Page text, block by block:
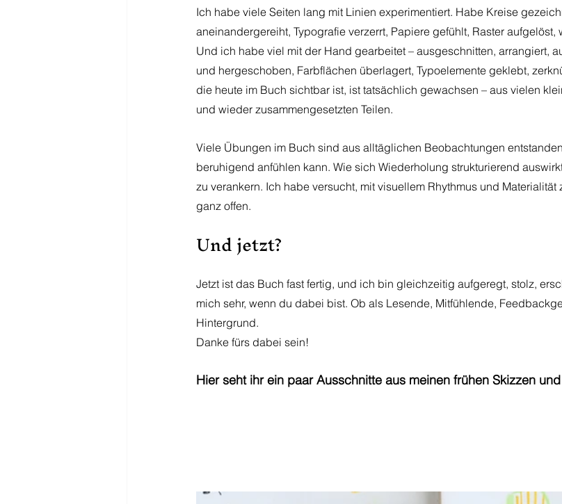
Ich habe viele Seiten lang mit Linien experimentiert. Habe Kreise
aneinandergereiht, Typografie verzerrt, Papiere gefühlt, Raster aufgelöst,
Und ich habe viel mit der Hand gearbeitet – ausgeschnitten, arrangiert,
und hergeschoben, Farbflächen überlagert, Typoelemente geklebt,
die heute im Buch sichtbar ist, ist tatsächlich gewachsen – aus vielen
und wieder zusammengesetzten Teilen.
Viele Übungen im Buch sind aus alltäglichen Beobachtungen
beruhigend anfühlen kann. Wie sich Wiederholung strukturierend
zu verankern. Ich habe versucht, mit visuellem Rhythmus und Materialität
ganz offen.
Und jetzt?
Jetzt ist das Buch fast fertig, und ich bin gleichzeitig aufgeregt, stolz,
mich sehr, wenn du dabei bist. Ob als Lesende, Mitfühlende,
Hintergrund.
Danke fürs dabei sein!
Hier seht ihr ein paar Ausschnitte aus meinen frühen Skizzen